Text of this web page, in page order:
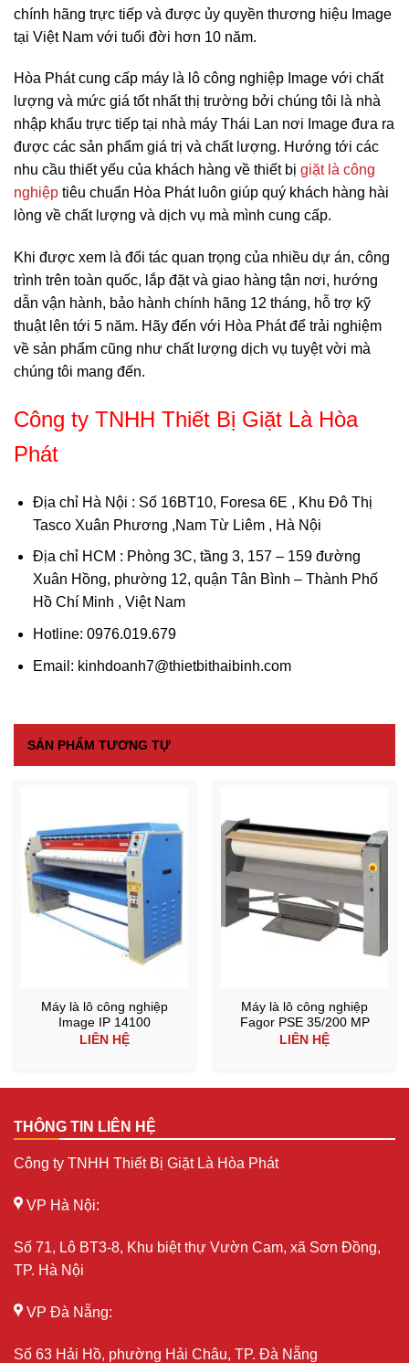
chính hãng trực tiếp và được ủy quyền thương hiệu Image
tại Việt Nam với tuổi đời hơn 10 năm.
Hòa Phát cung cấp máy là lô công nghiệp Image với chất
lượng và mức giá tốt nhất thị trường bởi chúng tôi là nhà
nhập khẩu trực tiếp tại nhà máy Thái Lan nơi Image đưa ra
được các sản phẩm giá trị và chất lượng. Hướng tới các
nhu cầu thiết yếu của khách hàng về thiết bị giặt là công
nghiệp tiêu chuẩn Hòa Phát luôn giúp quý khách hàng hài
lòng về chất lượng và dịch vụ mà mình cung cấp.
Khi được xem là đối tác quan trọng của nhiều dự án, công
trình trên toàn quốc, lắp đặt và giao hàng tận nơi, hướng
dẫn vận hành, bảo hành chính hãng 12 tháng, hỗ trợ kỹ
thuật lên tới 5 năm. Hãy đến với Hòa Phát để trải nghiệm
về sản phẩm cũng như chất lượng dịch vụ tuyệt vời mà
chúng tôi mang đến.
Công ty TNHH Thiết Bị Giặt Là Hòa
Phát
Địa chỉ Hà Nội : Số 16BT10, Foresa 6E , Khu Đô Thị
Tasco Xuân Phương ,Nam Từ Liêm , Hà Nội
Địa chỉ HCM : Phòng 3C, tầng 3, 157 – 159 đường
Xuân Hồng, phường 12, quận Tân Bình – Thành Phố
Hồ Chí Minh , Việt Nam
Hotline: 0976.019.679
Email: kinhdoanh7@thietbithaibinh.com
SẢN PHẨM TƯƠNG TỰ
Máy là lô công nghiệp
Image IP 14100
LIÊN HỆ
Máy là lô công nghiệp
Fagor PSE 35/200 MP
LIÊN HỆ
THÔNG TIN LIÊN HỆ
Công ty TNHH Thiết Bị Giặt Là Hòa Phát
VP Hà Nội:
Số 71, Lô BT3-8, Khu biệt thự Vườn Cam, xã Sơn Đồng,
TP. Hà Nội
VP Đà Nẵng:
Số 63 Hải Hồ, phường Hải Châu, TP. Đà Nẵng